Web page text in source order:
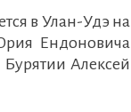
в Улан-Удэ на
Ендоновича
Алексей